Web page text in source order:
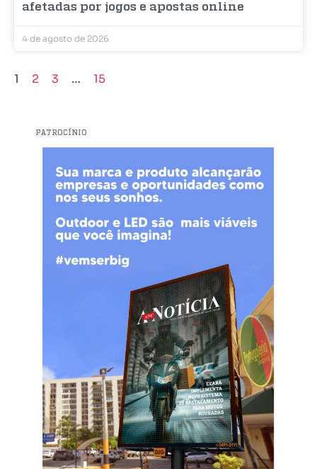
afetadas por jogos e apostas online
4 de agosto de 2026
1 2 3 … 15
PATROCÍNIO